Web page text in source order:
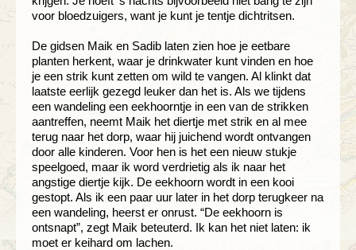
voor bloedzuigers, want je kunt je tentje dichtritsen.
De gidsen Maik en Sadib laten zien hoe je eetbare
planten herkent, waar je drinkwater kunt vinden en hoe
je een strik kunt zetten om wild te vangen. Al klinkt dat
laatste eerlijk gezegd leuker dan het is. Als we tijdens
een wandeling een eekhoorntje in een van de strikken
aantreffen, neemt Maik het diertje met strik en al mee
terug naar het dorp, waar hij juichend wordt ontvangen
door alle kinderen. Voor hen is het een nieuw stukje
speelgoed, maar ik word verdrietig als ik naar het
angstige diertje kijk. De eekhoorn wordt in een kooi
gestopt. Als ik een paar uur later in het dorp terugkeer na
een wandeling, heerst er onrust. “De eekhoorn is
ontsnapt”, zegt Maik beteuterd. Ik kan het niet laten: ik
moet er keihard om lachen.